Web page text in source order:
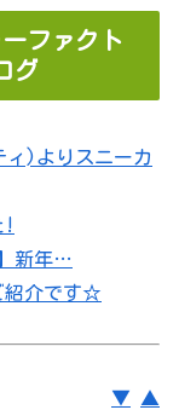
ファクト
グ
ィ)よりスニーカ
!
新年…
紹介です☆
▼ ▲